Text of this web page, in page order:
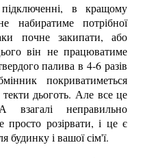
в кращому
потрібної
почне закипати, або
він не працюватиме
палива в 4-6 разів
покриватиметься
дьоготь. Але все це
взагалі неправильно
розірвати, і це є
будинку і вашої сім'ї.